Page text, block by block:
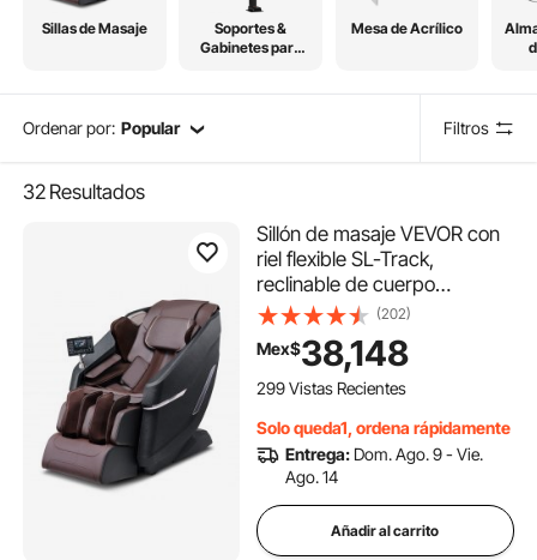
Sillas de Masaje
Soportes &
Gabinetes para
Mesa de Acrílico
Ordenar por: Popular Filtros
32 Resultados
Sillón de masaje VEVOR con
riel flexible SL-Track,
reclinable de cuerpo
completo con gravedad
cero, 10-18 modos
automáticos, shiatsu 3D,
calefacción, altavoz
pies y pantalla táctil.
(202)
Mex$38,148
299 Vistas Recientes
Solo queda1, ordena rápidamente
Entrega: Dom. Ago. 9 - Vie.
Ago. 14
Añadir al carrito